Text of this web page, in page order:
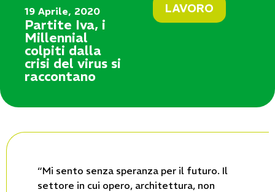
19 Aprile, 2020
Partite Iva, i
Millennial
colpiti dalla
crisi del virus si
raccontano
LAVORO
“Mi sento senza speranza per il futuro. Il
settore in cui opero, architettura, non